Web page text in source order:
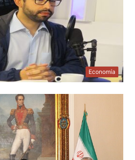
Economía